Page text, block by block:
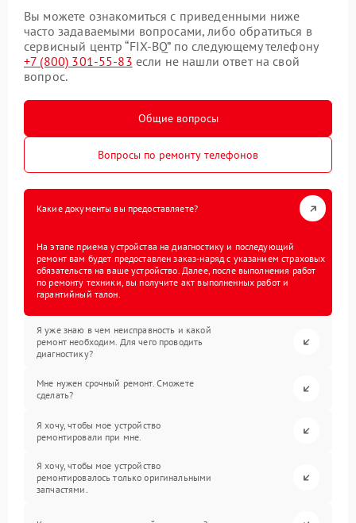
Вы можете ознакомиться с приведенными ниже
часто задаваемыми вопросами, либо обратиться в
сервисный центр “FIX-BQ” по следующему телефону
+7 (800) 301-55-83 если не нашли ответ на свой
вопрос.
Общие вопросы
Вопросы по ремонту телефонов
Какие документы вы предоставляете?
На этапе приема устройства на диагностику и последующий
ремонт вам будет предоставлен заказ-наряд с указанием страховых
обязательств на ваше устройство. Далее, после выполнения работ
по ремонту техники, вы получите акт выполненных работ и
гарантийный талон.
Я уже знаю в чем неисправность и какой
ремонт необходим. Для чего проводить
диагностику?
Мне нужен срочный ремонт. Сможете
сделать?
Я хочу, чтобы мое устройство
ремонтировали при мне.
Я хочу, чтобы мое устройство
ремонтировалось только оригинальными
запчастями.